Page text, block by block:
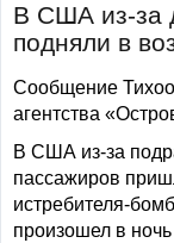
В США из-за
подняли в
Сообщение
агентства
В США из-за
пассажиров
истребителя-
произошел в